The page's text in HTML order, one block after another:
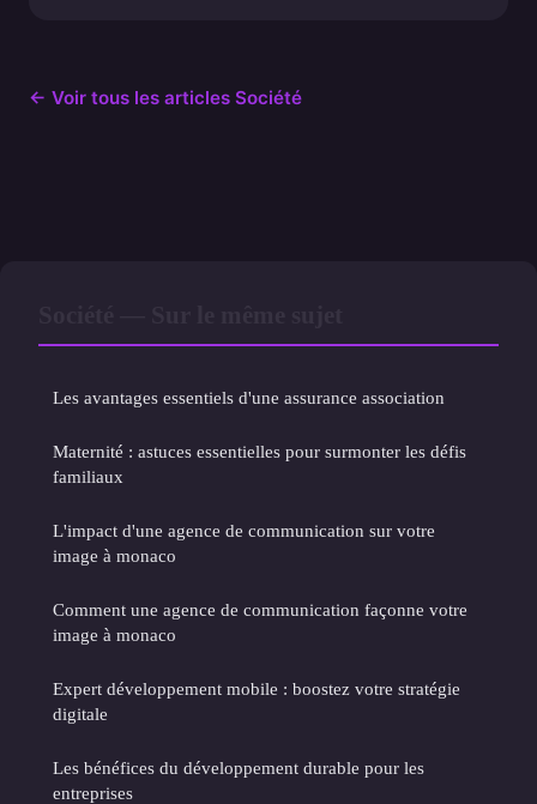
← Voir tous les articles Société
Les avantages essentiels d'une assurance association
Maternité : astuces essentielles pour surmonter les défis
familiaux
L'impact d'une agence de communication sur votre
image à monaco
Comment une agence de communication façonne votre
image à monaco
Expert développement mobile : boostez votre stratégie
digitale
Les bénéfices du développement durable pour les
entreprises